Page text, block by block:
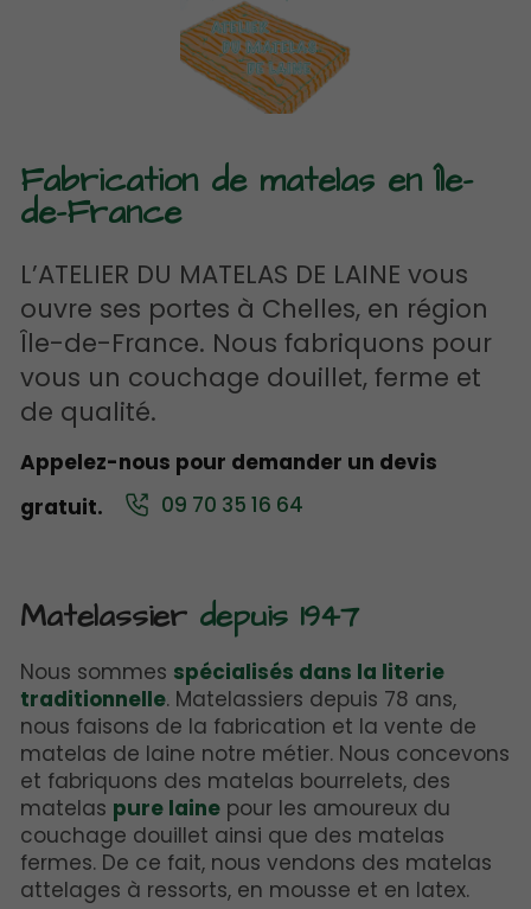
Fabrication de matelas en Île-
de-France
L’ATELIER DU MATELAS DE LAINE vous
ouvre ses portes à Chelles, en région
Île-de-France. Nous fabriquons pour
vous un couchage douillet, ferme et
de qualité.
Appelez-nous pour demander un devis
gratuit.
09 70 35 16 64
Matelassier depuis 1947
Nous sommes spécialisés dans la literie
traditionnelle. Matelassiers depuis 78 ans,
nous faisons de la fabrication et la vente de
matelas de laine notre métier. Nous concevons
et fabriquons des matelas bourrelets, des
matelas pure laine pour les amoureux du
couchage douillet ainsi que des matelas
fermes. De ce fait, nous vendons des matelas
attelages à ressorts, en mousse et en latex.